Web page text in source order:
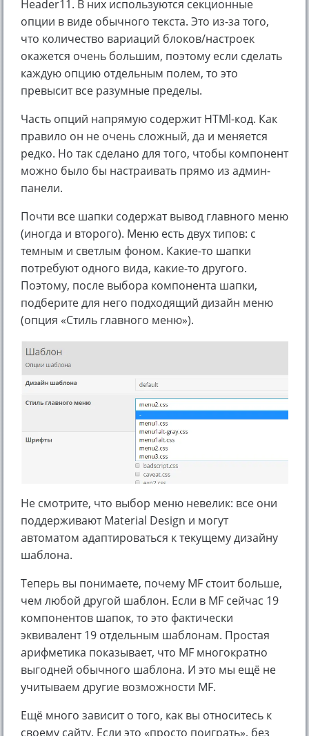
Header11. В них используются секционные
опции в виде обычного текста. Это из-за того,
что количество вариаций блоков/настроек
окажется очень большим, поэтому если сделать
каждую опцию отдельным полем, то это
превысит все разумные пределы.
Часть опций напрямую содержит HTMl-код. Как
правило он не очень сложный, да и меняется
редко. Но так сделано для того, чтобы компонент
можно было бы настраивать прямо из админ-
панели.
Почти все шапки содержат вывод главного меню
(иногда и второго). Меню есть двух типов: с
темным и светлым фоном. Какие-то шапки
потребуют одного вида, какие-то другого.
Поэтому, после выбора компонента шапки,
подберите для него подходящий дизайн меню
(опция «Стиль главного меню»).
Не смотрите, что выбор меню невелик: все они
поддерживают Material Design и могут
автоматом адаптироваться к текущему дизайну
шаблона.
Теперь вы понимаете, почему MF стоит больше,
чем любой другой шаблон. Если в MF сейчас 19
компонентов шапок, то это фактически
эквивалент 19 отдельным шаблонам. Простая
арифметика показывает, что MF многократно
выгодней обычного шаблона. И это мы ещё не
учитываем другие возможности MF.
Ещё много зависит о того, как вы относитесь к
своему сайту. Если это «просто поиграть», без